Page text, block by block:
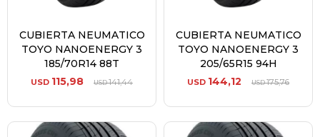
CUBIERTA NEUMATICO
TOYO NANOENERGY 3
185/70R14 88T
USD 115,98 USD141,44
CUBIERTA NEUMATICO
TOYO NANOENERGY 3
205/65R15 94H
USD 144,12 USD175,76